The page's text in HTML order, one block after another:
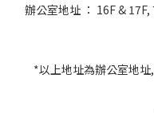
辦公室地址 ： 16F &
*以上地址為辦公室地址